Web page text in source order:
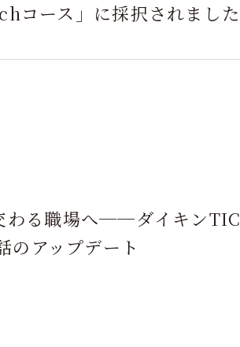
コース」に採択されました
わる職場へ──ダイキンTIC
アップデート